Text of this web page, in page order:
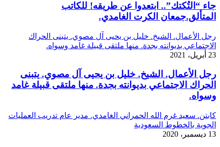
جاء “التُكتك”.. ابتعدوا عن طريقه! للكاتب
المتألق.جمعان الكرت الغامدي.
رجل الأعمال. الشيخ. خليل بن يحيى آل مصوي. يتبنى الحراك
الاجتماعي بديوانته بجدة. منها ملتقى قبيلة غامد وسواه.
23 أبريل، 2021
رجل الأعمال. الشيخ. خليل بن يحيى آل مصوي. يتبنى
الحراك الاجتماعي بديوانته بجدة. منها ملتقى قبيلة غامد
وسواه.
كابتن. سعيد غرم الله الحمراني الغامدي. مدير عام تدريب العمليات
الجوية بالخطوط السعودية
13 ديسمبر، 2020